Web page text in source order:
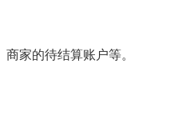
家的待结算账户等。